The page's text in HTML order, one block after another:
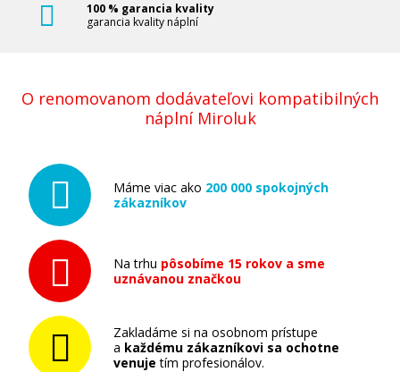
100 % garancia kvality
garancia kvality náplní
O renomovanom dodávateľovi kompatibilných
náplní Miroluk
Máme viac ako 200 000 spokojných
zákazníkov
Na trhu pôsobíme 15 rokov a sme
uznávanou značkou
Zakladáme si na osobnom prístupe
a každému zákazníkovi sa ochotne
venuje tím profesionálov.